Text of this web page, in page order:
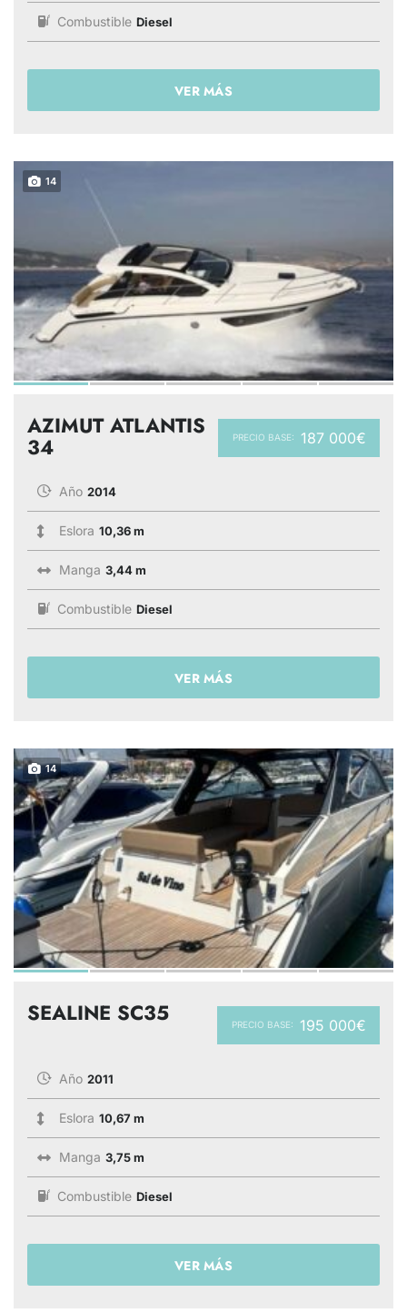
Combustible Diesel
VER MÁS
14
PRECIO BASE: 187 000€
AZIMUT ATLANTIS
34
Año 2014
Eslora 10,36 m
Manga 3,44 m
Combustible Diesel
VER MÁS
14
PRECIO BASE: 195 000€
SEALINE SC35
Año 2011
Eslora 10,67 m
Manga 3,75 m
Combustible Diesel
VER MÁS